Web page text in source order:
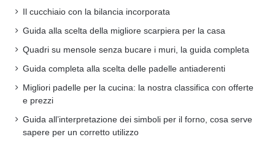
Il cucchiaio con la bilancia incorporata
Guida alla scelta della migliore scarpiera per la casa
Quadri su mensole senza bucare i muri, la guida completa
Guida completa alla scelta delle padelle antiaderenti
Migliori padelle per la cucina: la nostra classifica con offerte
e prezzi
Guida all’interpretazione dei simboli per il forno, cosa serve
sapere per un corretto utilizzo